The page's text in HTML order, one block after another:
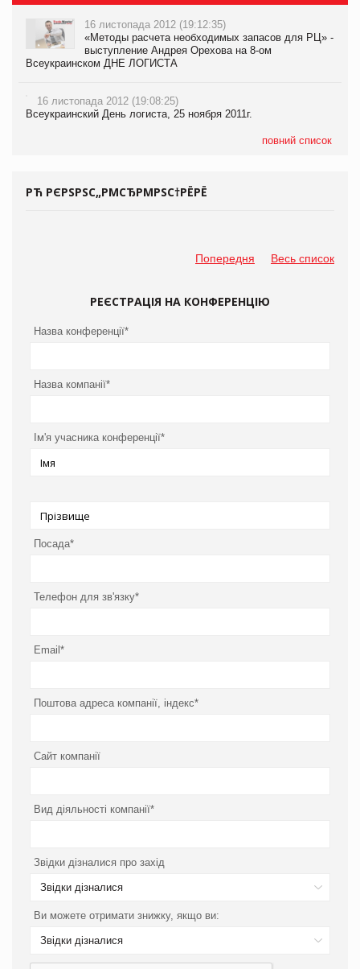
16 листопада 2012 (19:12:35)
«Методы расчета необходимых запасов для РЦ» -
выступление Андрея Орехова на 8-ом
Всеукраинском ДНЕ ЛОГИСТА
16 листопада 2012 (19:08:25)
Всеукраинский День логиста, 25 ноября 2011г.
повний список
РЋ РЄРЅРЅС„РΜСЂРΜРЅС†РЁРЁ
Попередня Весь список
РЕЄСТРАЦІЯ НА КОНФЕРЕНЦІЮ
Назва конференції*
Назва компанії*
Ім'я учасника конференції*
Посада*
Телефон для зв'язку*
Email*
Поштова адреса компанії, індекс*
Сайт компанії
Вид діяльності компанії*
Звідки дізналися про захід
Звідки дізналися
Ви можете отримати знижку, якщо ви:
Звідки дізналися